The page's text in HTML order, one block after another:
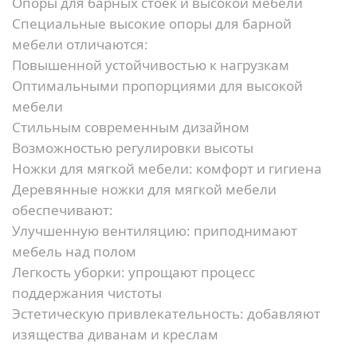
Специальные высокие опоры для барной
мебели отличаются:
Повышенной устойчивостью к нагрузкам
Оптимальными пропорциями для высокой
мебели
Стильным современным дизайном
Возможностью регулировки высоты
Ножки для мягкой мебели: комфорт и гигиена
Деревянные ножки для мягкой мебели
обеспечивают:
Улучшенную вентиляцию: приподнимают
мебель над полом
Легкость уборки: упрощают процесс
поддержания чистоты
Эстетическую привлекательность: добавляют
изящества диванам и креслам